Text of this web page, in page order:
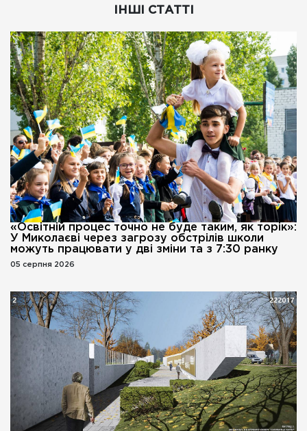
ІНШІ СТАТТІ
«Освітній процес точно не буде таким, як торік»:
У Миколаєві через загрозу обстрілів школи
можуть працювати у дві зміни та з 7:30 ранку
05 серпня 2026